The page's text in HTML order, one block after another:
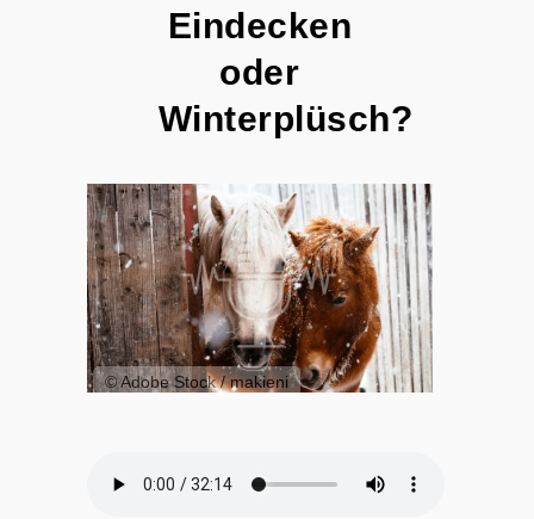
Eindecken
oder
Winterplüsch?
© Adobe Stock / makieni